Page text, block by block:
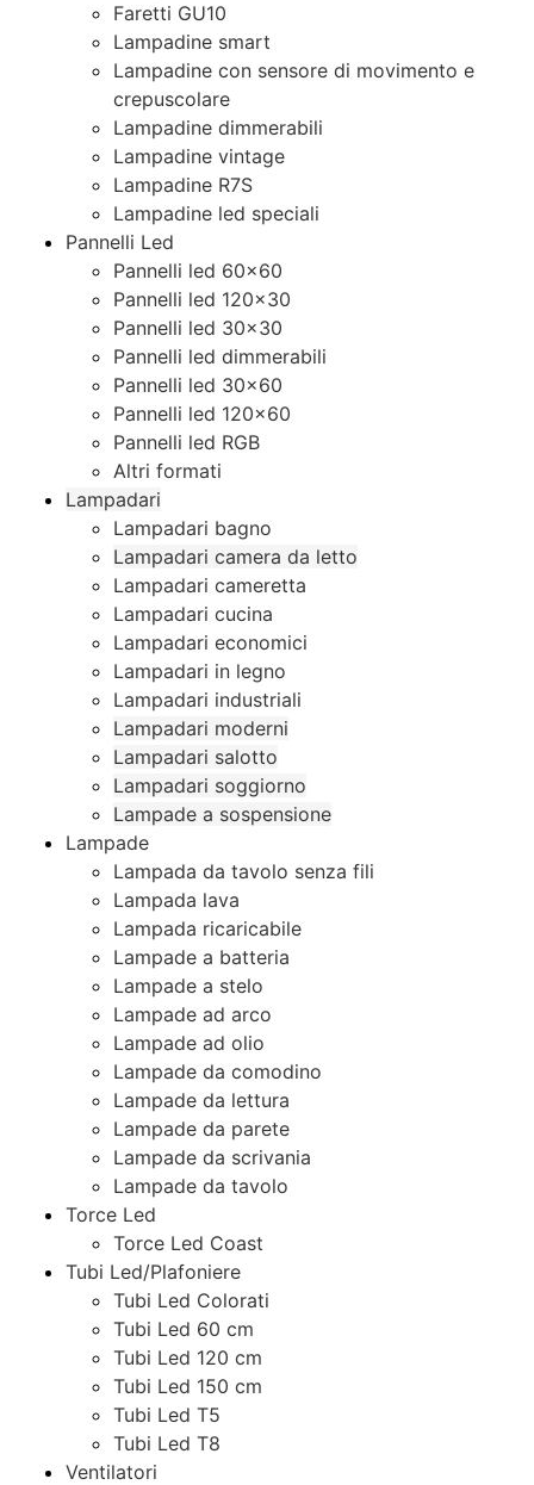
Faretti GU10
Lampadine smart
Lampadine con sensore di movimento e
crepuscolare
Lampadine dimmerabili
Lampadine vintage
Lampadine R7S
Lampadine led speciali
Pannelli Led
Pannelli led 60×60
Pannelli led 120×30
Pannelli led 30×30
Pannelli led dimmerabili
Pannelli led 30×60
Pannelli led 120×60
Pannelli led RGB
Altri formati
Lampadari
Lampadari bagno
Lampadari camera da letto
Lampadari cameretta
Lampadari cucina
Lampadari economici
Lampadari in legno
Lampadari industriali
Lampadari moderni
Lampadari salotto
Lampadari soggiorno
Lampade a sospensione
Lampade
Lampada da tavolo senza fili
Lampada lava
Lampada ricaricabile
Lampade a batteria
Lampade a stelo
Lampade ad arco
Lampade ad olio
Lampade da comodino
Lampade da lettura
Lampade da parete
Lampade da scrivania
Lampade da tavolo
Torce Led
Torce Led Coast
Tubi Led/Plafoniere
Tubi Led Colorati
Tubi Led 60 cm
Tubi Led 120 cm
Tubi Led 150 cm
Tubi Led T5
Tubi Led T8
Ventilatori